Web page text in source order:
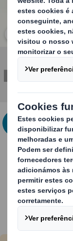
Clique para
CONTACTE-